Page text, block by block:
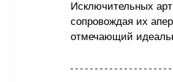
Исключительных
сопровождая их
отмечающий